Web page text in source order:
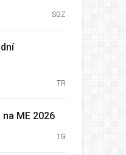
SGZ
TR
ME 2026
TG